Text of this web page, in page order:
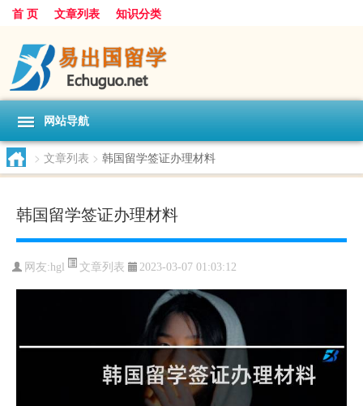
首 页 文章列表 知识分类
网站导航
> 文章列表 > 韩国留学签证办理材料
韩国留学签证办理材料
网友:hgl 文章列表 2023-03-07 01:03:12